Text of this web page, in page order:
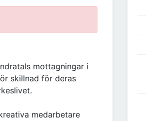
mottagningar i
skillnad för deras
medarbetare